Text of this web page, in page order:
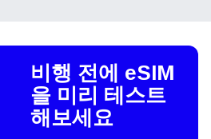
비행 전에 eSIM
을 미리 테스트
해보세요